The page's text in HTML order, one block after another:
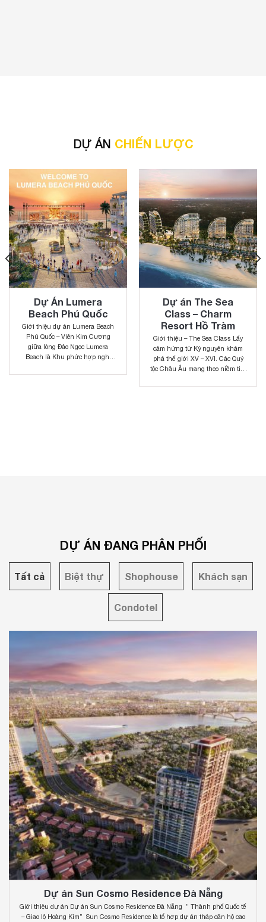
DỰ ÁN CHIẾN LƯỢC
Dự Án Lumera
Beach Phú Quốc
Giới thiệu dự án Lumera Beach
Phú Quốc – Viên Kim Cương
giữa lòng Đảo Ngọc Lumera
Beach là Khu phức hợp nghỉ
ven biển liền kề sân bay đầu tiên
Dự án The Sea
Class – Charm
Resort Hồ Tràm
Giới thiệu – The Sea Class Lấy
cảm hứng từ Kỷ nguyên khám
phá thế giới XV – XVI. Các Quý
tộc Châu Âu mang theo niềm tin,
những cánh buồm để khám phá
DỰ ÁN ĐANG PHÂN PHỐI
Tất cả Biệt thự Shophouse Khách sạn
Condotel
Dự án Sun Cosmo Residence Đà Nẵng
Giới thiệu dự án Dự án Sun Cosmo Residence Đà Nẵng ” Thành phố Quốc tế
– Giao lộ Hoàng Kim” Sun Cosmo Residence là tổ hợp dự án tháp căn hộ cao